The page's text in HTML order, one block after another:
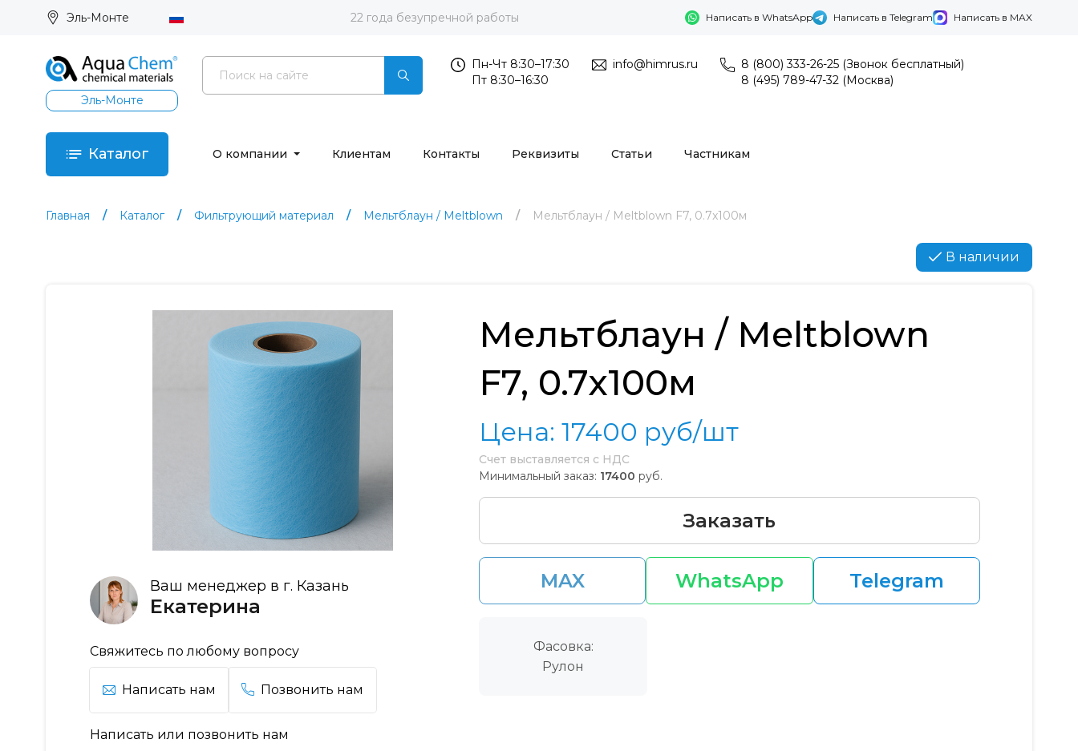
Эль-Монте 22 года безупречной работы Написать в WhatsApp Написать в Telegram Написать в MAX
Эль-Монте
Пн-Чт 8:30–17:30
Пт 8:30–16:30
info@himrus.ru
8 (800) 333-26-25 (Звонок бесплатный)
8 (495) 789-47-32 (Москва)
Каталог О компании Клиентам Контакты Реквизиты Статьи Частникам
Главная Каталог Фильтрующий материал Мельтблаун / Meltblown Мельтблаун / Meltblown F7, 0.7x100м
В наличии
Ваш менеджер в г. Казань
Екатерина
Свяжитесь по любому вопросу
Написать нам Позвонить нам
Написать или позвонить нам
Мельтблаун / Meltblown
F7, 0.7x100м
Цена: 17400 руб/шт
Счет выставляется с НДС
Минимальный заказ: 17400 руб.
Заказать
MAX WhatsApp Telegram
Фасовка:
Рулон